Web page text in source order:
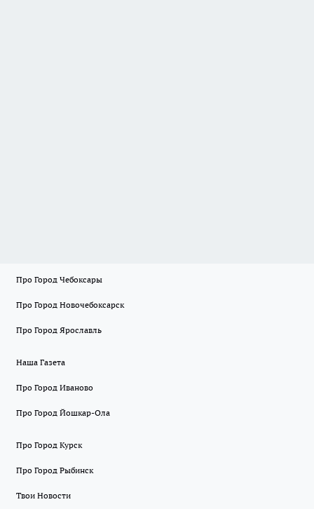
Про Город Чебоксары
Про Город Новочебоксарск
Про Город Ярославль
Наша Газета
Про Город Иваново
Про Город Йошкар-Ола
Про Город Курск
Про Город Рыбинск
Твои Новости